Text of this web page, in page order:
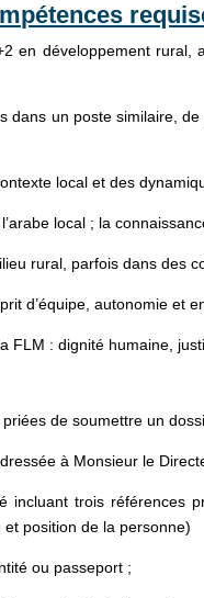
développement rural,
un poste similaire,
local et des
local ; la
rural, parfois dans des
d’équipe, autonomie et
: dignité humaine,
de soumettre un
à Monsieur le
trois références
position de la personne)
ou passeport ;